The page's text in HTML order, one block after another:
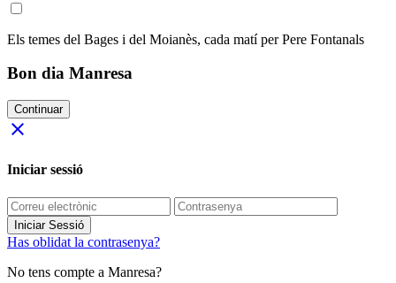
Els temes del Bages i del Moianès, cada matí per Pere Fontanals
Bon dia Manresa
Continuar
close
Iniciar sessió
Iniciar Sessió
Has oblidat la contrasenya?
No tens compte a Manresa?